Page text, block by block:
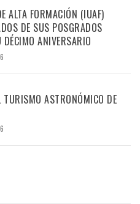
ALTA FORMACIÓN (IUAF)
DE SUS POSGRADOS
ANIVERSARIO
TURISMO ASTRONÓMICO DE